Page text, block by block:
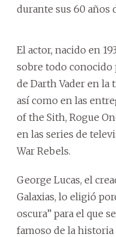
durante sus 60 años
El actor, nacido en
sobre todo conocido
de Darth Vader en la
así como en las
of the Sith, Rogue
en las series de
War Rebels.
George Lucas, el
Galaxias, lo eligió
oscura” para el que
famoso de la historia